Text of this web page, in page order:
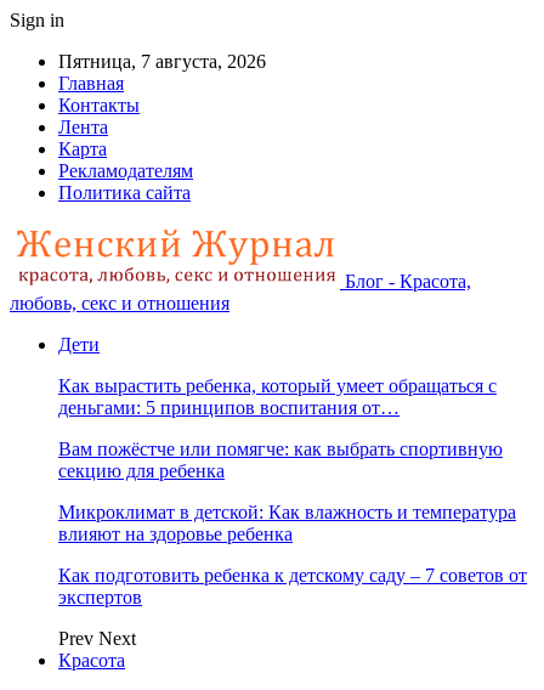
Sign in
Пятница, 7 августа, 2026
Главная
Контакты
Лента
Карта
Рекламодателям
Политика сайта
Блог - Красота,
любовь, секс и отношения
Дети
Как вырастить ребенка, который умеет обращаться с
деньгами: 5 принципов воспитания от…
Вам пожёстче или помягче: как выбрать спортивную
секцию для ребенка
Микроклимат в детской: Как влажность и температура
влияют на здоровье ребенка
Как подготовить ребенка к детскому саду – 7 советов от
экспертов
Prev Next
Красота